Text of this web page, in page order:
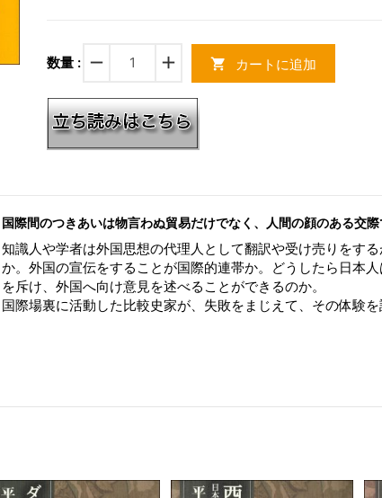
数量 : remove add shopping_cart カートに追加
国際間のつきあいは物言わぬ貿易だけでなく、人間の顔のある交
知識人や学者は外国思想の代理人として翻訳や受け売りをす
か。外国の宣伝をすることが国際的連帯か。どうしたら日本
を斥け、外国へ向け意見を述べることができるのか。
国際場裏に活動した比較史家が、失敗をまじえて、その体験を